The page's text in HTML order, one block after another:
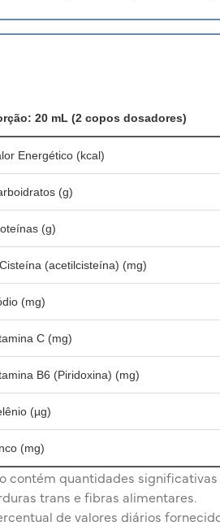
20 mL (2 copos dosadores)
Energético (kcal)
(g)
(g)
(acetilcisteína) (mg)
(mg)
C (mg)
B6 (Piridoxina) (mg)
(µg)
(mg)
contém quantidades
trans e fibras alimentares.
de valores diários